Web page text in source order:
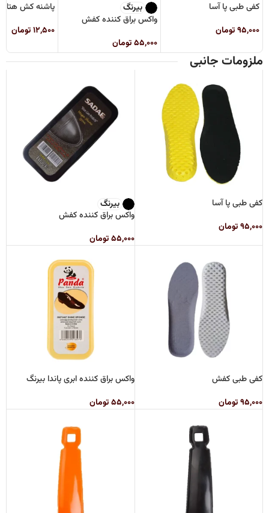
کفی طبی پا آسا
۹۵,۰۰۰تومان
بیرنگ
واکس براق کننده کفش
۵۵,۰۰۰تومان
پاشنه کش هتلی
۱۲,۵۰۰تومان
ملزومات جانبی
کفی طبی پا آسا
۹۵,۰۰۰تومان
بیرنگ
واکس براق کننده کفش
۵۵,۰۰۰ تومان
کفی طبی کفش
۹۵,۰۰۰تومان
واکس براق کننده ابری پاندا بیرنگ
۵۵,۰۰۰ تومان